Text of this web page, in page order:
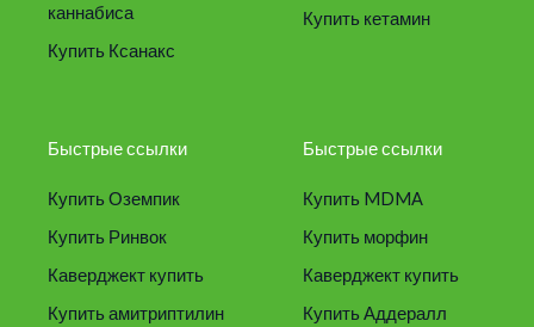
каннабиса
Купить Ксанакс
Купить кетамин
Быстрые ссылки
Купить Оземпик
Купить Ринвок
Каверджект купить
Купить амитриптилин
Быстрые ссылки
Купить MDMA
Купить морфин
Каверджект купить
Купить Аддералл